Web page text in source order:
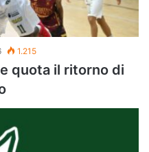
1.215
quota il ritorno di